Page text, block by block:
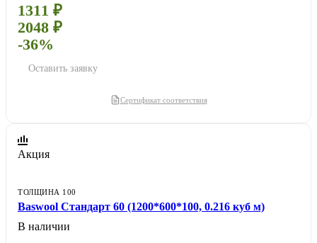
1311 ₽
2048 ₽
-36%
Оставить заявку
Сертификат соответствия
Акция
ТОЛЩИНА 100
Baswool Стандарт 60 (1200*600*100, 0.216 куб м)
В наличии